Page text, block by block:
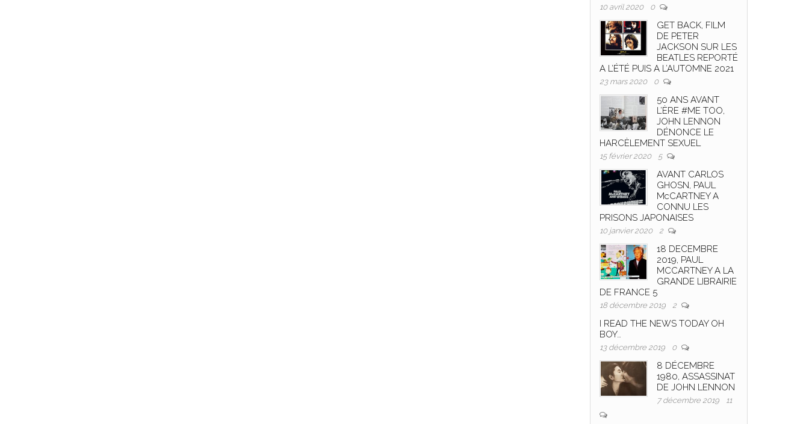
10 avril 2020 0
GET BACK, FILM
DE PETER
JACKSON SUR LES
BEATLES REPORTÉ
A L’ÉTÉ PUIS A L’AUTOMNE 2021
23 mars 2020 0
50 ANS AVANT
L’ÈRE #ME TOO,
JOHN LENNON
DÉNONCE LE
HARCÈLEMENT SEXUEL
15 février 2020 5
AVANT CARLOS
GHOSN, PAUL
McCARTNEY A
CONNU LES
PRISONS JAPONAISES
10 janvier 2020 2
18 DECEMBRE
2019, PAUL
MCCARTNEY A LA
GRANDE LIBRAIRIE
DE FRANCE 5
18 décembre 2019 2
I READ THE NEWS TODAY OH
BOY…
13 décembre 2019 0
8 DÉCEMBRE
1980, ASSASSINAT
DE JOHN LENNON
7 décembre 2019 11